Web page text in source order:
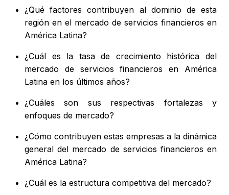
¿Qué factores contribuyen al dominio de esta
región en el mercado de servicios financieros en
América Latina?
¿Cuál es la tasa de crecimiento histórica del
mercado de servicios financieros en América
Latina en los últimos años?
¿Cuáles son sus respectivas fortalezas y
enfoques de mercado?
¿Cómo contribuyen estas empresas a la dinámica
general del mercado de servicios financieros en
América Latina?
¿Cuál es la estructura competitiva del mercado?